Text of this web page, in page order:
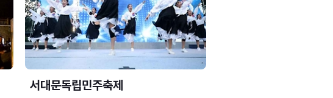
서대문독립민주축제